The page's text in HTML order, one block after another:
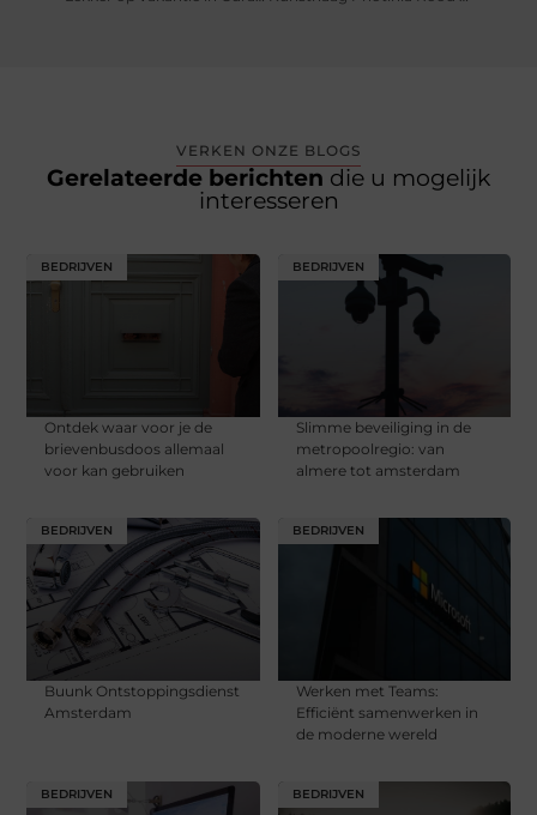
VERKEN ONZE BLOGS
Gerelateerde berichten die u mogelijk
interesseren
BEDRIJVEN
Ontdek waar voor je de
brievenbusdoos allemaal
voor kan gebruiken
BEDRIJVEN
Slimme beveiliging in de
metropoolregio: van
almere tot amsterdam
BEDRIJVEN
Buunk Ontstoppingsdienst
Amsterdam
BEDRIJVEN
Werken met Teams:
Efficiënt samenwerken in
de moderne wereld
BEDRIJVEN BEDRIJVEN